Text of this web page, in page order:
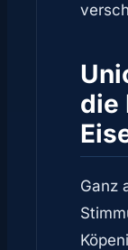
die
Ganz